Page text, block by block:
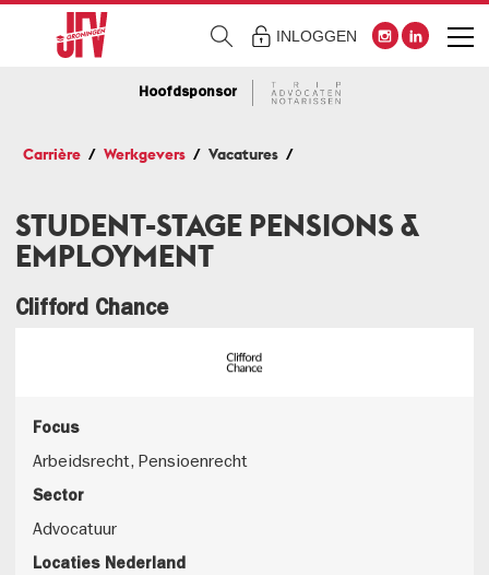
INLOGGEN
Hoofdsponsor
Carrière Werkgevers Vacatures
STUDENT-STAGE PENSIONS &
EMPLOYMENT
Clifford Chance
Focus
Arbeidsrecht, Pensioenrecht
Sector
Advocatuur
Locaties Nederland